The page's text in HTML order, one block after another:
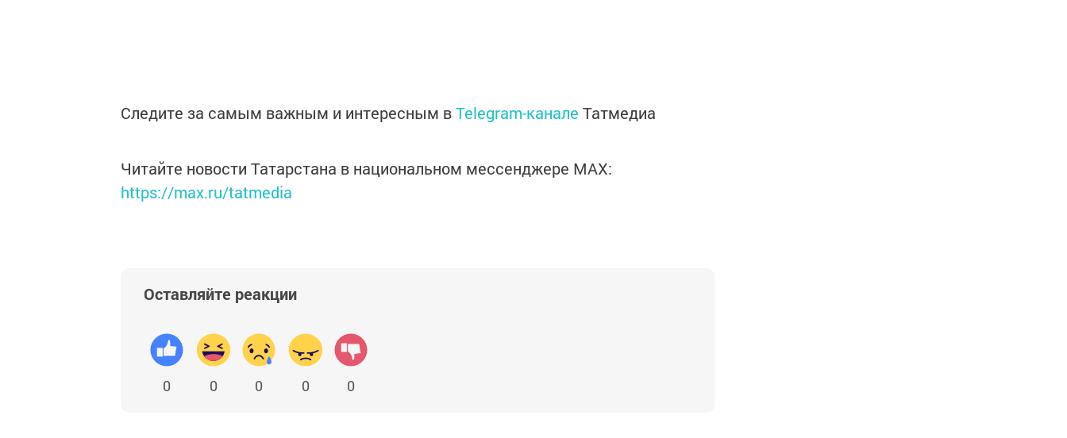
Следите за самым важным и интересным вTelegram-канале Татмедиа
Читайте новости Татарстана в национальном мессенджере MАХ:
https://max.ru/tatmedia
Оставляйте реакции
0 0 0 0 0